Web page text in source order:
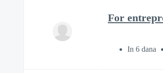
For
In 6 dana